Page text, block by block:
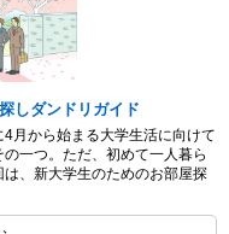
しダンドリガイド
月から始まる大学生活に向けて
一つ。ただ、初めて一人暮ら
、新大学生のためのお部屋探